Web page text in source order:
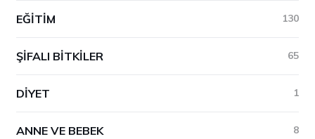
EĞITIM 130
ŞIFALI BITKILER 65
DIYET 1
ANNE VE BEBEK 8